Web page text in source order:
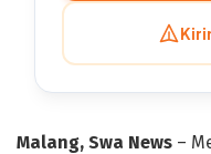
Malang, Swa News –